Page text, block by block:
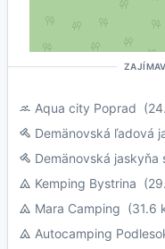
Aqua city Poprad
Demänovská ľadová
Demänovská jaskyňa
Kemping Bystrina
Mara Camping (31.6
Autocamping